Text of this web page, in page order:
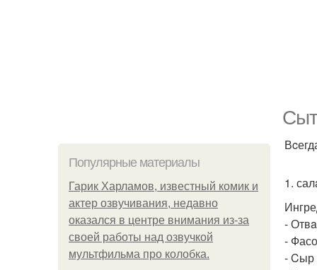
Популярные материалы
Гарик Харламов, известный комик и
актер озвучивания, недавно
оказался в центре внимания из-за
своей работы над озвучкой
мультфильма про колобка.
1.
-
-
- Cыр